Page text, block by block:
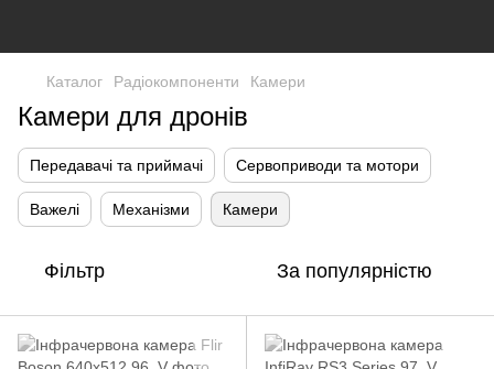
Каталог Радіокомпоненти Камери
Камери для дронів
Передавачі та приймачі Сервоприводи та мотори
Важелі Механізми Камери
Фільтр За популярністю